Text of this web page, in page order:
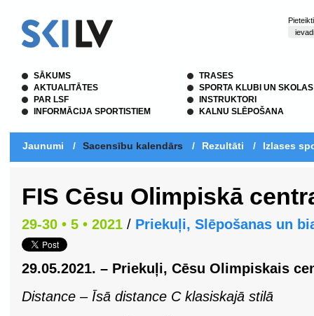
SĀKUMS
AKTUALITĀTES
PAR LSF
INFORMĀCIJA SPORTISTIEM
TRASES
SPORTA KLUBI UN SKOLAS
INSTRUKTORI
KALNU SLĒPOŠANA
Jaunumi / Sacensību kalendārs / Rezultāti / Izlases
FIS Cēsu Olimpiskā
29-30 • 5 • 2021 / Priekuļi, Slēpošanas un
29.05.2021. – Priekuļi, Cēsu Olimpiskais
Distance – Īsā distance C klasiskajā stilā